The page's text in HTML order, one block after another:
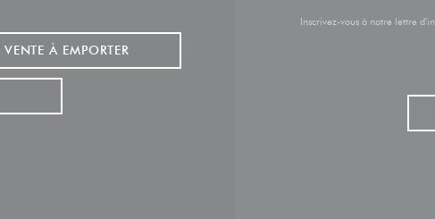
VENTE À EMPORTER
Inscrivez-vous à notre lettre